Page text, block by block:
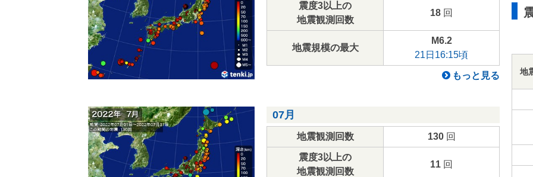
震度3以上の
地震観測回数
18 回
地震規模の最大
M6.2
21日16:15頃
もっと見る
07月
地震観測回数 130回
震度3以上の
地震観測回数
11 回
地